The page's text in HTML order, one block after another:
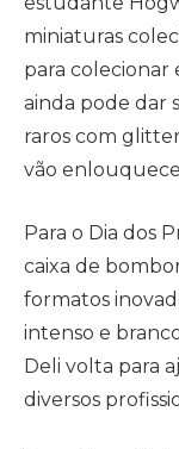
miniaturas
para colecionar
ainda pode dar
raros com
vão
Para o Dia dos
caixa de
formatos
intenso e
Deli volta para
diversos